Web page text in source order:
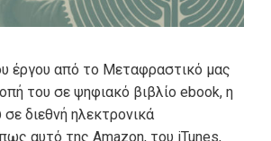
έργου από το Μεταφραστικό μας
του σε ψηφιακό βιβλίο ebook, η
διεθνή ηλεκτρονικά
αυτό της Amazon, του iTunes,